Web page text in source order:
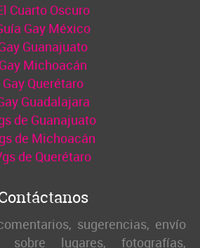
Cuarto Oscuro
Gay México
Guanajuato
Gay Michoacán
Gay Querétaro
Guadalajara
de Guanajuato
de Michoacán
de Querétaro
sugerencias, envío
sobre lugares, fotografías,